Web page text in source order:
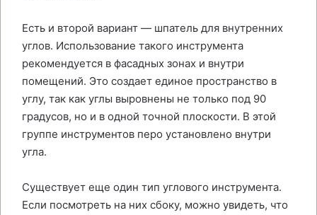
Есть и второй вариант — шпатель для внутренних
углов. Использование такого инструмента
рекомендуется в фасадных зонах и внутри
помещений. Это создает единое пространство в
углу, так как углы выровнены не только под 90
градусов, но и в одной точной плоскости. В этой
группе инструментов перо установлено внутри
угла.
Существует еще один тип углового инструмента.
Если посмотреть на них сбоку, можно увидеть, что